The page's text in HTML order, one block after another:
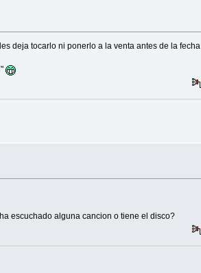
deja tocarlo ni ponerlo a la venta antes de la fecha
escuchado alguna cancion o tiene el disco?